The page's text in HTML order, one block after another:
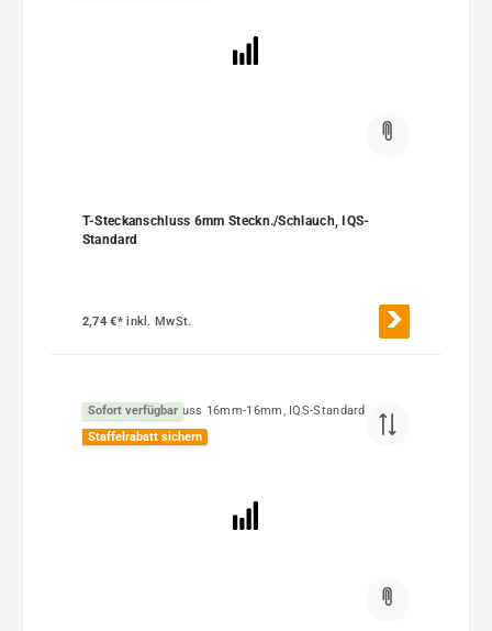
T-Steckanschluss 6mm Steckn./Schlauch, IQS-
Standard
2,74 €*inkl. MwSt.
Sofort verfügbar
Staffelrabatt sichern